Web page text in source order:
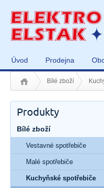
Úvod Prodejna
Bílé zboží
Produkty
Bílé zboží
Vestavné spotřebiče
Malé spotřebiče
Kuchyňské spotřebiče